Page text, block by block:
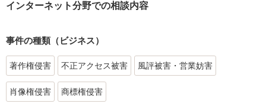
インターネット分野での相談内容
事件の種類（ビジネス）
著作権侵害 不正アクセス被害 風評被害・営業妨害
肖像権侵害 商標権侵害